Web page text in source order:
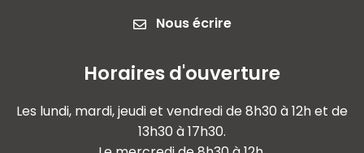
Nous écrire
Horaires d'ouverture
Les lundi, mardi, jeudi et vendredi de 8h30 à 12h et de
13h30 à 17h30.